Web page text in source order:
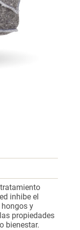
inhibe el
y
propiedades
bienestar.